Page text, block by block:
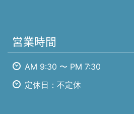
営業時間
AM 9:30 〜 PM 7:30
定休日：不定休